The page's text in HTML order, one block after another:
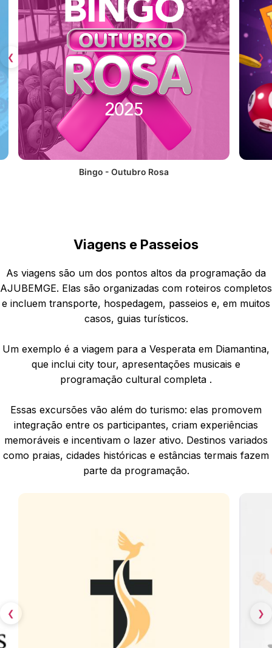
Bingo - Outubro Rosa
❮ ❯
Viagens e Passeios
As viagens são um dos pontos altos da programação da
AJUBEMGE. Elas são organizadas com roteiros completos
e incluem transporte, hospedagem, passeios e, em muitos
casos, guias turísticos.
Um exemplo é a viagem para a Vesperata em Diamantina,
que inclui city tour, apresentações musicais e
programação cultural completa .
Essas excursões vão além do turismo: elas promovem
integração entre os participantes, criam experiências
memoráveis e incentivam o lazer ativo. Destinos variados
como praias, cidades históricas e estâncias termais fazem
parte da programação.
❮ ❯